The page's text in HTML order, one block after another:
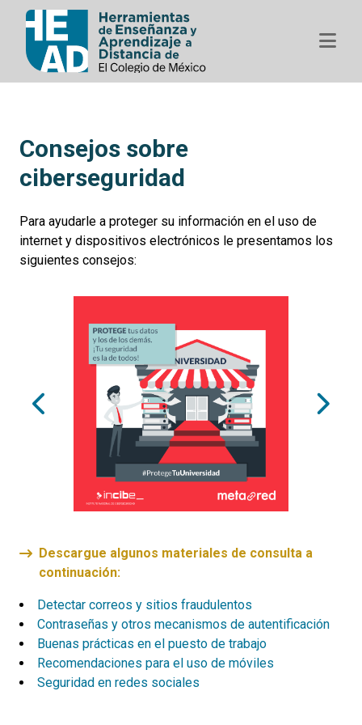
Consejos sobre
ciberseguridad
Para ayudarle a proteger su información en el uso de
internet y dispositivos electrónicos le presentamos los
siguientes consejos:
Descargue algunos materiales de consulta a
continuación:
Detectar correos y sitios fraudulentos
Contraseñas y otros mecanismos de autentificación
Buenas prácticas en el puesto de trabajo
Recomendaciones para el uso de móviles
Seguridad en redes sociales